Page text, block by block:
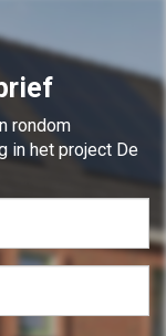
rondom
in het project De